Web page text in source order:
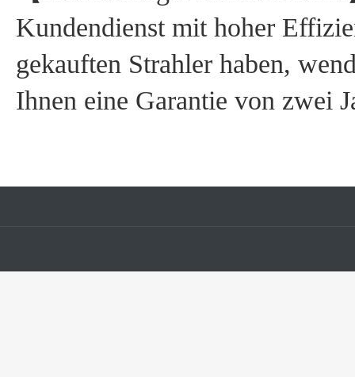
Kundendienst mit hoher
gekauften Strahler haben,
Ihnen eine Garantie von zwei